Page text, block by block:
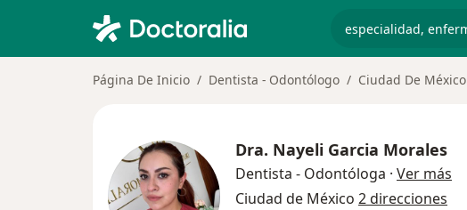
Página De Inicio Dentista - Odontólogo Ciudad De México
Dra. Nayeli Garcia Morales
Dentista - Odontóloga · Ver más
Ciudad de México 2 direcciones